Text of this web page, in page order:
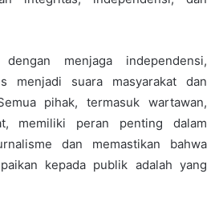
menjaga independensi,
menjadi suara masyarakat dan
pihak, termasuk wartawan,
memiliki peran penting dalam
dan memastikan bahwa
kepada publik adalah yang